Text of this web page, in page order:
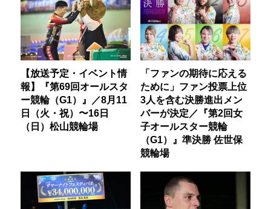
【放送予定・イベント情
報】『第69回オールスタ
ー競輪（G1）』／8月11
日（火・祝）〜16日
（日）松山競輪場
「ファンの期待に応える
ために」ファン投票上位
3人を含む決勝進出メン
バーが決定／『第2回女
子オールスター競輪
（G1）』準決勝 佐世保
競輪場